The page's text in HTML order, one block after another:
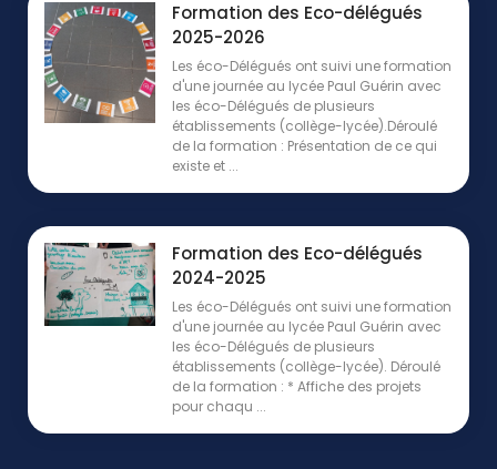
Formation des Eco-délégués
2025-2026
Les éco-Délégués ont suivi une formation
d'une journée au lycée Paul Guérin avec
les éco-Délégués de plusieurs
établissements (collège-lycée).Déroulé
de la formation : Présentation de ce qui
existe et ...
Formation des Eco-délégués
2024-2025
Les éco-Délégués ont suivi une formation
d'une journée au lycée Paul Guérin avec
les éco-Délégués de plusieurs
établissements (collège-lycée). Déroulé
de la formation : * Affiche des projets
pour chaqu ...